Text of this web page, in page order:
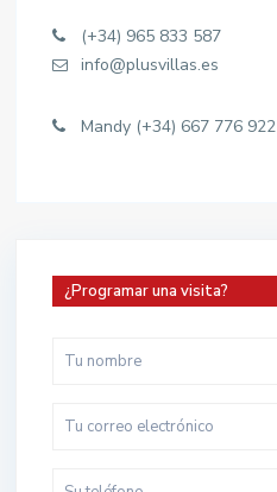
(+34) 965 833 587
info@plusvillas.es
Mandy (+34) 667 776 922
¿Programar una visita?